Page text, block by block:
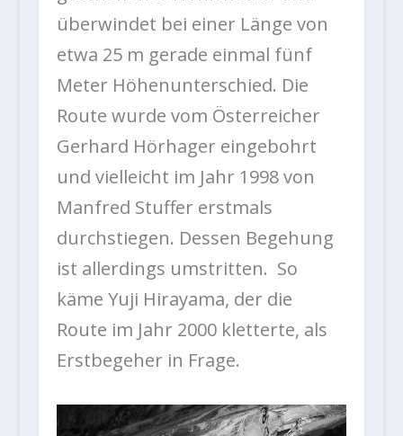
überwindet bei einer Länge von
etwa 25 m gerade einmal fünf
Meter Höhenunterschied. Die
Route wurde vom Österreicher
Gerhard Hörhager eingebohrt
und vielleicht im Jahr 1998 von
Manfred Stuffer erstmals
durchstiegen. Dessen Begehung
ist allerdings umstritten. So
käme Yuji Hirayama, der die
Route im Jahr 2000 kletterte, als
Erstbegeher in Frage.